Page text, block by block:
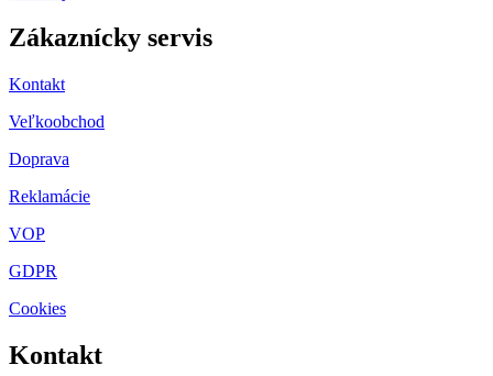
Zákaznícky servis
Kontakt
Veľkoobchod
Doprava
Reklamácie
VOP
GDPR
Cookies
Kontakt